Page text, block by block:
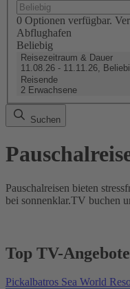
0 Optionen verfügbar.
Abflughafen
Beliebig
Reisezeitraum & Dauer
11.08.26 - 11.11.26,
Reisende
2 Erwachsene
Suchen
Pauschalreisen bieten
bei sonnenklar.TV buchen
Top TV-
Pickalbatros Sea World